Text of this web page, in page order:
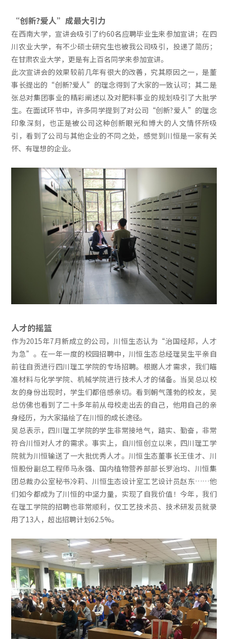
“创新?爱人”成最大引力
在西南大学，宣讲会吸引了约60名应聘毕业生来参加宣讲；在四
川农业大学，有不少硕士研究生也被我公司吸引，投递了简历；
在甘肃农业大学，更是有上百名同学来参加宣讲。
此次宣讲会的效果较前几年有很大的改善，究其原因之一，是董
事长提出的“创新?爱人”的理念得到了大家的一致认可；其二是
张总对集团事业的精彩阐述以及对肥料事业的规划吸引了大批学
生。在面试环节中，许多同学提到了对公司“创新?爱人”的理念
印象深刻，也正是被公司这种创新眼光和博大的人文情怀所吸
引，看到了公司与其他企业的不同之处，感觉到川恒是一家有关
怀、有理想的企业。
人才的摇篮
作为2015年7月新成立的公司，川恒生态认为“治国经邦，人才
为急”。在一年一度的校园招聘中，川恒生态总经理吴生平亲自
前往自贡进行四川理工学院的专场招聘。根据人才需求，我们瞄
准材料与化学学院、机械学院进行技术人才的储备。当吴总以校
友的身份出现时，学生们都倍感亲切。看到朝气蓬勃的校友，吴
总仿佛也看到了二十多年前从母校走出去的自己，他用自己的亲
身经历，为大家描绘了在川恒的成长途径。
吴总表示，四川理工学院的学生非常接地气，踏实、勤奋，非常
符合川恒对人才的需求。事实上，自川恒创立以来，四川理工学
院就为川恒输送了一大批优秀人才。川恒生态董事长王佳才、川
恒股份副总工程师马永强、国内植物营养部部长罗治均、川恒集
团总裁办公室秘书冷莉、川恒生态设计室工艺设计员赵东……他
们如今都成为了川恒的中坚力量，实现了自我价值！今年，我们
在理工学院的招聘也非常顺利，仅工艺技术员、技术研发员就录
用了13人，超出招聘计划62.5%。